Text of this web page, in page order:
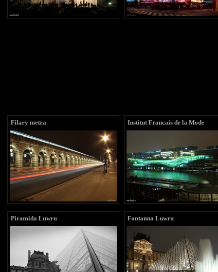
Filary metra Institut Francais de la Mode
Piramida Luwru Fontanna Luwru